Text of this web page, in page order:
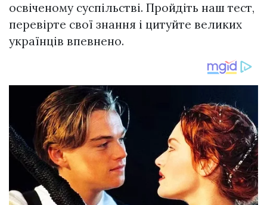
освіченому суспільстві. Пройдіть наш тест,
перевірте свої знання і цитуйте великих
українців впевнено.